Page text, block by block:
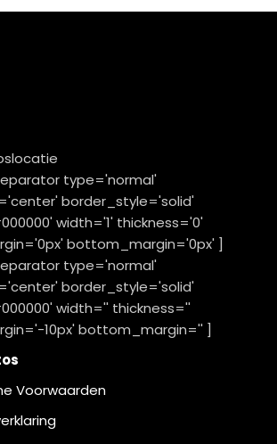
type='normal'
border_style='solid'
width='1' thickness='0'
bottom_margin='0px' ]
type='normal'
border_style='solid'
width='' thickness=''
10px' bottom_margin='' ]
Voorwaarden